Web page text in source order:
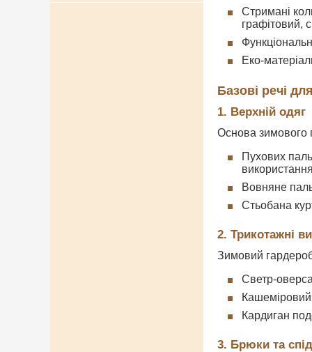
Стримані
графітовий,
Еко-
Базові речі
1. Верхній одяг
Основа зимового
Пухових
Вовняне
Стьобана
2. Трикотажні
Зимовий
Светр-
Кашеміровий
Кардиган
3. Брюки та